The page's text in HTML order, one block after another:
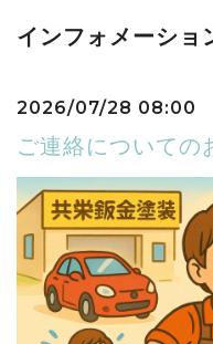
インフォメーショ
2026/07/28 08:00
ご連絡についての